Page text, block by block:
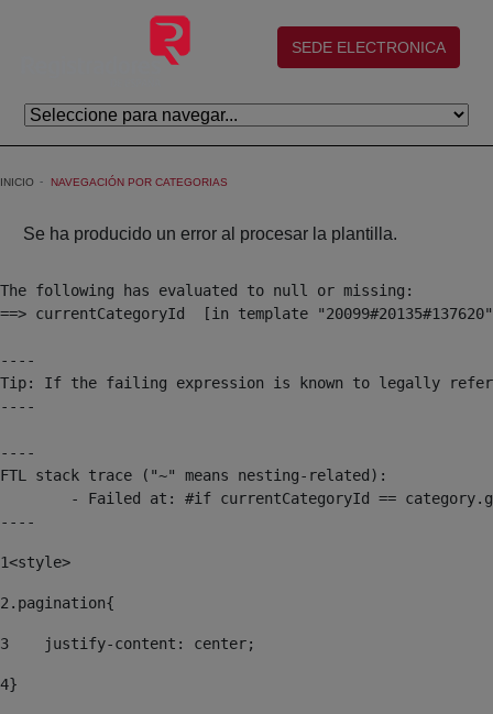
Saltar al contenido principal
(abre en nueva ventana)
SEDE ELECTRONICA
INICIO NAVEGACIÓN POR CATEGORIAS
Se ha producido un error al procesar la plantilla.
The following has evaluated to null or missing:
==> currentCategoryId  [in template
----
Tip: If the failing expression is known to legally refer to
----
----
FTL stack trace ("~" means nesting-related):
----
1<style>
2 .pagination{
3
    justify-content: center;
4}